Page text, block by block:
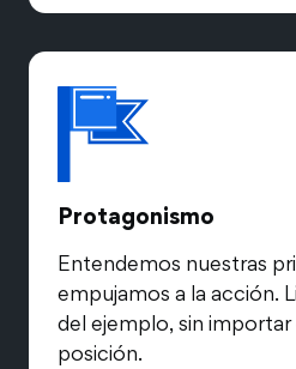
Protagonismo
Entendemos nuestras
empujamos a la acción.
del ejemplo, sin
posición.